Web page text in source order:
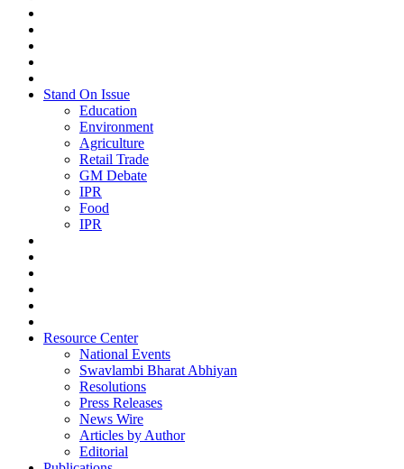
Stand On Issue
Education
Environment
Agriculture
Retail Trade
GM Debate
IPR
Food
IPR
Resource Center
National Events
Swavlambi Bharat Abhiyan
Resolutions
Press Releases
News Wire
Articles by Author
Editorial